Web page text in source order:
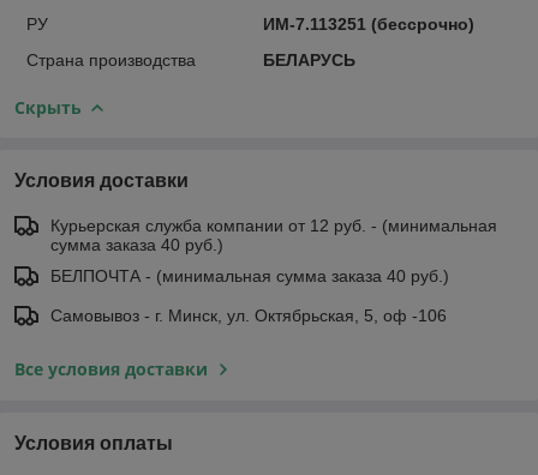
РУ
ИМ-7.113251 (бессрочно)
Страна производства
БЕЛАРУСЬ
Скрыть
Условия доставки
Курьерская служба компании от 12 руб. - (минимальная
сумма заказа 40 руб.)
БЕЛПОЧТА - (минимальная сумма заказа 40 руб.)
Самовывоз - г. Минск, ул. Октябрьская, 5, оф -106
Все условия доставки
Условия оплаты